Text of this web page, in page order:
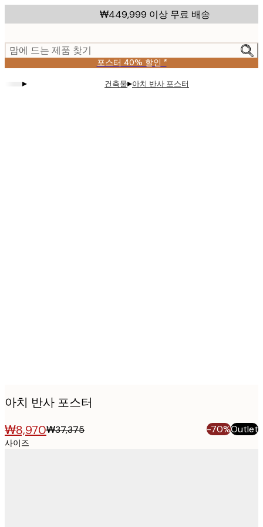
to
content.
₩449,999 이상 무료 배송
맘에 드는 제품 찾기
포스터 40% 할인 *
▸ 건축물▸아치 반사 포스터
아치 반사 포스터
₩8,970₩37,375 -70%Outlet
사이즈